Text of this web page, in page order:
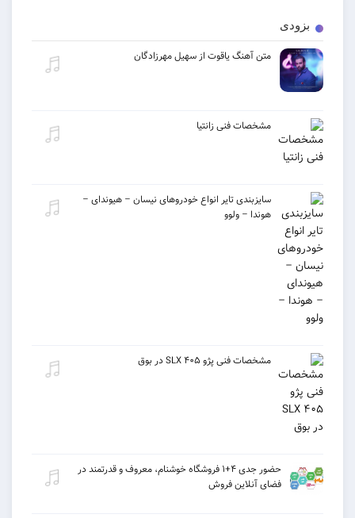
متن آهنگ یاقوت از سهیل مهرزادگان
مشخصات فنی زانتیا
سایزبندی تایر انواع خودروهای نیسان – هیوندای –
هوندا – ولوو
مشخصات فنی پژو ۴۰۵ SLX در بوق
حضور جدی ۴+۱ فروشگاه خوشنام، معروف و قدرتمند در
فضای آنلاین فروش